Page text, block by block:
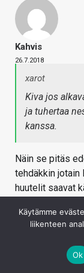
Kahvis
26.7.2018
xarot
Kiva jos
ja tuhertaa
kanssa.
Näin se pitäs
tehdäkkin jotain
huutelit saavat
Kirjaudu sisään
Käytämme
liikenteen
Ok